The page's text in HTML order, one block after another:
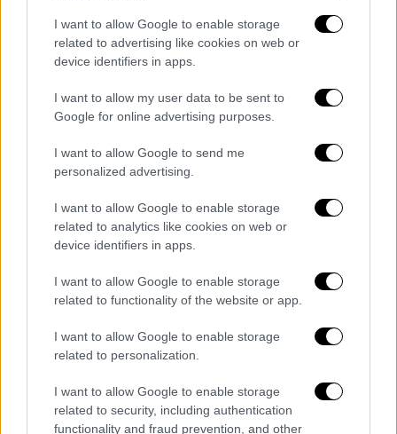
I want to allow Google to enable storage
related to advertising like cookies on web or
device identifiers in apps.
I want to allow my user data to be sent to
Google for online advertising purposes.
I want to allow Google to send me
personalized advertising.
I want to allow Google to enable storage
related to analytics like cookies on web or
device identifiers in apps.
I want to allow Google to enable storage
related to functionality of the website or app.
I want to allow Google to enable storage
related to personalization.
I want to allow Google to enable storage
related to security, including authentication
functionality and fraud prevention, and other
Ο Hamida Djandoubi οδηγείται στην γκιλοτίνα
Ο Hamida Djandoubi, είχε βασανίσει και
σκοτώσει τη σύντροφό του, όταν εκείνη
είχε αρνηθεί να εκπορνευτεί. Ο Djandoubi
συνελήφθη, ομολόγησε, δικάστηκε και
λαιμητόμο.
Ο Djandoubi ανέβηκε στο ικρίωμα στις 04:40
τα ξημερώματα στις 10 του Σεπτεμβρίου του
1977. Ο δήμιος Μαρσέλ Σεβαλιέ, ο
αρχιεκτελεστής της Γαλλίας, έριξε τη
λεπίδα. Λέγεται ότι ο δυστυχής
θανατοποινίτης παρέμεινε ζωντανός